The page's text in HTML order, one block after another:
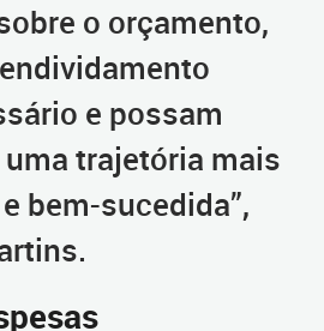
o orçamento,
e possam
trajetória mais
bem-sucedida”,